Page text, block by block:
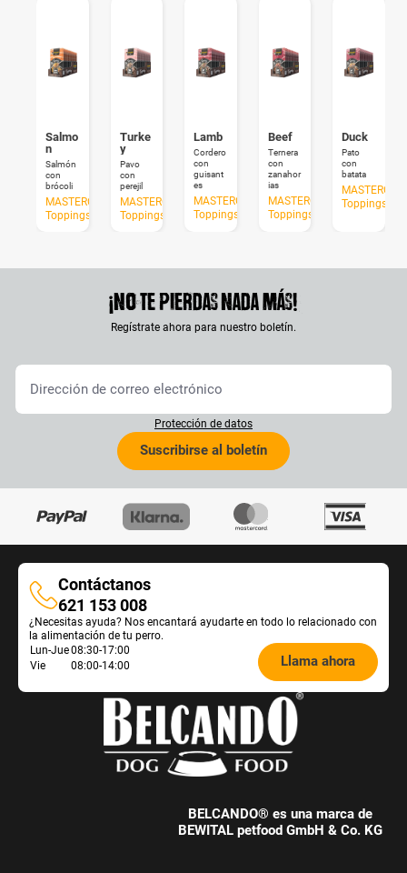
Salmo
n
Salmón
con
brócoli
MASTERCRAFT
Toppings
Turke
y
Pavo
con
perejil
MASTERCRAFT
Toppings
Lamb
Cordero
con
guisant
es
MASTERCRAFT
Toppings
Beef
Ternera
con
zanahor
ias
MASTERCRAFT
Toppings
Duck
Pato
con
batata
Toppings
¡No te pierdas nada más!
Regístrate ahora para nuestro boletín.
Protección de datos
Suscribirse al boletín
Contáctanos
Contáctanos
621 153 008
¿Necesitas ayuda? Nos encantará ayudarte en todo lo relacionado con
la alimentación de tu perro.
Öffnungszeiten
Futterberatung:
Lun-Jue08:30-17:00
Vie
08:00-14:00 Llama ahora
BELCANDO® es una marca de
BEWITAL petfood GmbH & Co. KG